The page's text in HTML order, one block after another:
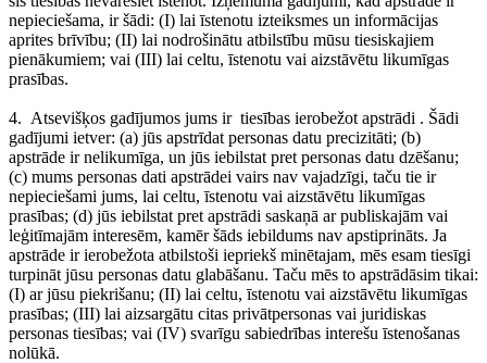
nepieciešama, ir šādi: (I) lai īstenotu izteiksmes un informācijas
aprites brīvību; (II) lai nodrošinātu atbilstību mūsu tiesiskajiem
pienākumiem; vai (III) lai celtu, īstenotu vai aizstāvētu likumīgas
prasības.
4. Atsevišķos gadījumos jums ir tiesības ierobežot apstrādi . Šādi
gadījumi ietver: (a) jūs apstrīdat personas datu precizitāti; (b)
apstrāde ir nelikumīga, un jūs iebilstat pret personas datu dzēšanu;
(c) mums personas dati apstrādei vairs nav vajadzīgi, taču tie ir
nepieciešami jums, lai celtu, īstenotu vai aizstāvētu likumīgas
prasības; (d) jūs iebilstat pret apstrādi saskaņā ar publiskajām vai
leģitīmajām interesēm, kamēr šāds iebildums nav apstiprināts. Ja
apstrāde ir ierobežota atbilstoši iepriekš minētajam, mēs esam tiesīgi
turpināt jūsu personas datu glabāšanu. Taču mēs to apstrādāsim tikai:
(I) ar jūsu piekrišanu; (II) lai celtu, īstenotu vai aizstāvētu likumīgas
prasības; (III) lai aizsargātu citas privātpersonas vai juridiskas
personas tiesības; vai (IV) svarīgu sabiedrības interešu īstenošanas
nolūkā.